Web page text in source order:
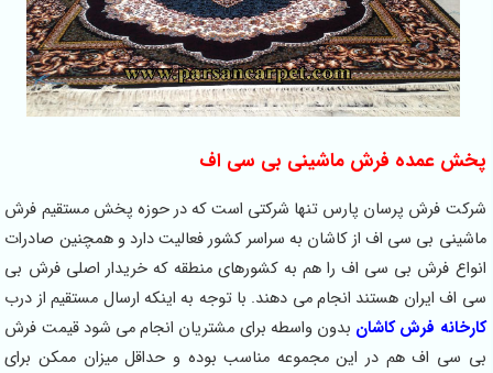
پخش عمده فرش ماشینی بی سی اف
شرکت فرش پرسان پارس تنها شرکتی است که در حوزه پخش مستقیم فرش
ماشینی بی سی اف از کاشان به سراسر کشور فعالیت دارد و همچنین صادرات
انواع فرش بی سی اف را هم به کشورهای منطقه که خریدار اصلی فرش بی
سی اف ایران هستند انجام می دهند. با توجه به اینکه ارسال مستقیم از درب
کارخانه فرش کاشان بدون واسطه برای مشتریان انجام می شود قیمت فرش
بی سی اف هم در این مجموعه مناسب بوده و حداقل میزان ممکن برای